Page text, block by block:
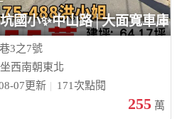
國小✨中山路│大面寬車庫
3之7號
坐西南朝東北
07更新 171次點閱
255 萬